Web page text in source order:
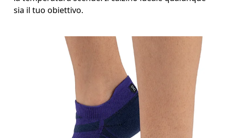
sia il tuo obiettivo.